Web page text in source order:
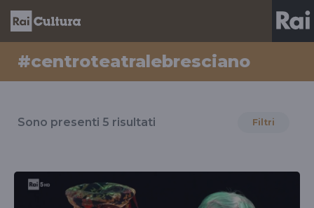
#centroteatralebresciano
il
#centroteatralebresciano
Sono presenti 5 risultati Filtri